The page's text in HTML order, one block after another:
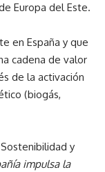
Europa del Este.
en España y que
cadena de valor
de la activación
(biogás,
y
impulsa la